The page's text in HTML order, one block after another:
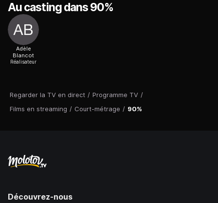
Regarder la TV en direct / Programme TV /
Films en streaming / Court-métrage / 90%
Au casting dans 90%
Adèle
Blancot
Réalisateur
Découvrez-nous